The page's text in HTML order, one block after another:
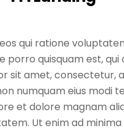
qui ratione
porro quisquam est, qui
sit amet, consectetur,
numquam eius modi
et dolore magnam
Ut enim ad minima